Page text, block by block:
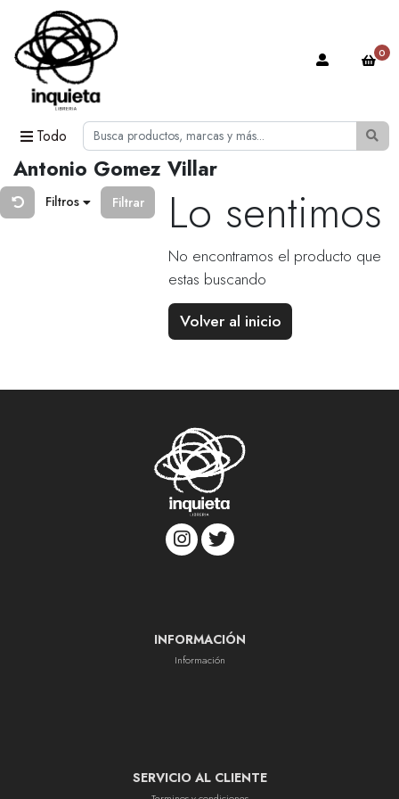
Todo
0
Antonio Gomez Villar
Filtros Filtrar Lo sentimos
No encontramos el producto que
estas buscando
Volver al inicio
INFORMACIÓN
Información
SERVICIO AL CLIENTE